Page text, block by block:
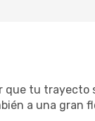
que tu
a una